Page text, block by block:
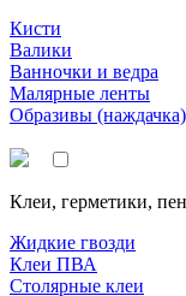
Кисти
Валики
Ванночки и ведра
Малярные ленты
Образивы (наждачка)
Клеи, герметики,
Жидкие гвозди
Клеи ПВА
Столярные клеи